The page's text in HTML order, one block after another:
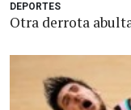
DEPORTES
Otra derrota